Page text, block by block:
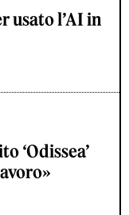
usato l’AI in
‘Odissea’